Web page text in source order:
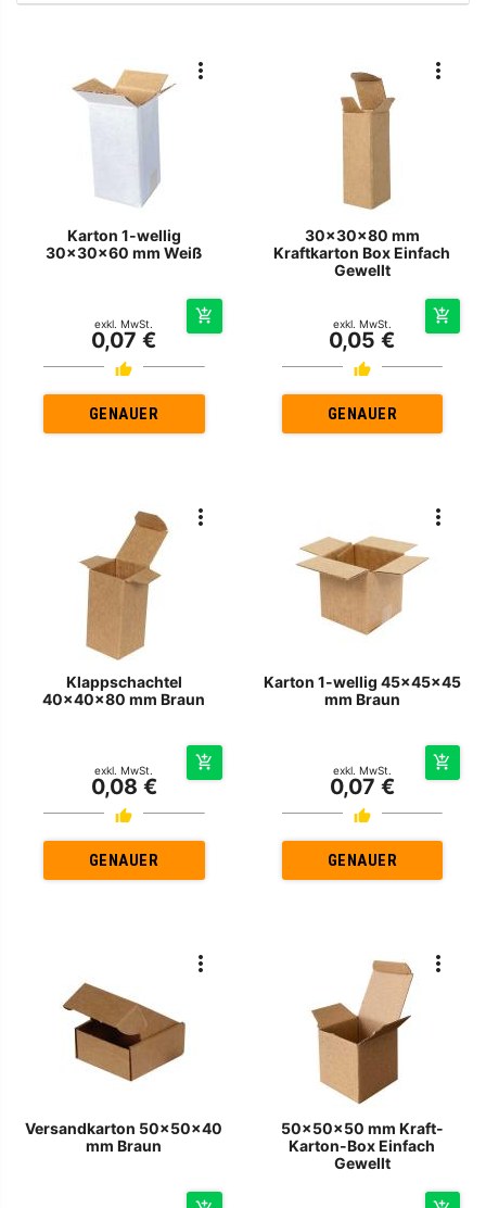
Karton 1-wellig
30x30x60 mm Weiß
exkl. MwSt.
0,07 €
GENAUER
30x30x80 mm
Kraftkarton Box Einfach
Gewellt
exkl. MwSt.
0,05 €
GENAUER
Klappschachtel
40x40x80 mm Braun
exkl. MwSt.
0,08 €
GENAUER
Karton 1-wellig 45x45x45
mm Braun
exkl. MwSt.
0,07 €
GENAUER
Versandkarton 50x50x40
mm Braun
50x50x50 mm Kraft-
Karton-Box Einfach
Gewellt